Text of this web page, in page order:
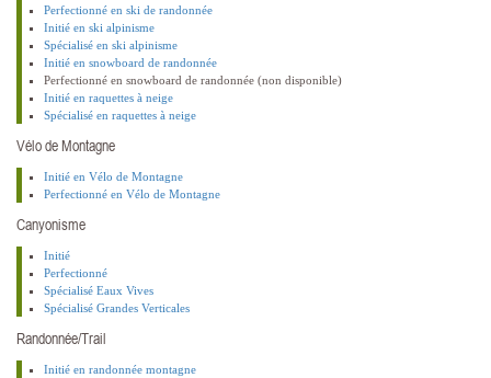
Perfectionné en ski de randonnée
Initié en ski alpinisme
Spécialisé en ski alpinisme
Initié en snowboard de randonnée
Perfectionné en snowboard de randonnée (non disponible)
Initié en raquettes à neige
Spécialisé en raquettes à neige
Vélo de Montagne
Initié en Vélo de Montagne
Perfectionné en Vélo de Montagne
Canyonisme
Initié
Perfectionné
Spécialisé Eaux Vives
Spécialisé Grandes Verticales
Randonnée/Trail
Initié en randonnée montagne